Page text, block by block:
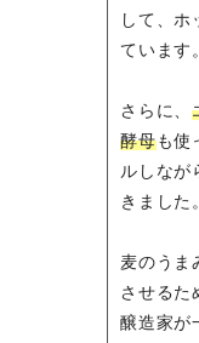
して、ホ
ています。
さらに、
酵母も使
ルしなが
きました。
麦のうま
させるた
醸造家が